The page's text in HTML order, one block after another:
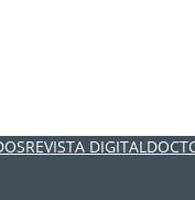
REVISTA DIGITAL